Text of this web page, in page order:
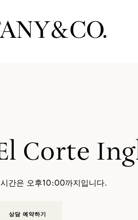
Corte
간은 오후10:00까지입니다.
상담 예약하기